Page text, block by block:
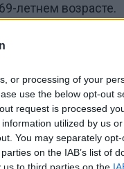
or processing of your
use the below opt-out
request is processed
utilized by us
You may separately
on the IAB’s list of
to third parties on the
летнем возрасте.
в редакции газеты
газеты